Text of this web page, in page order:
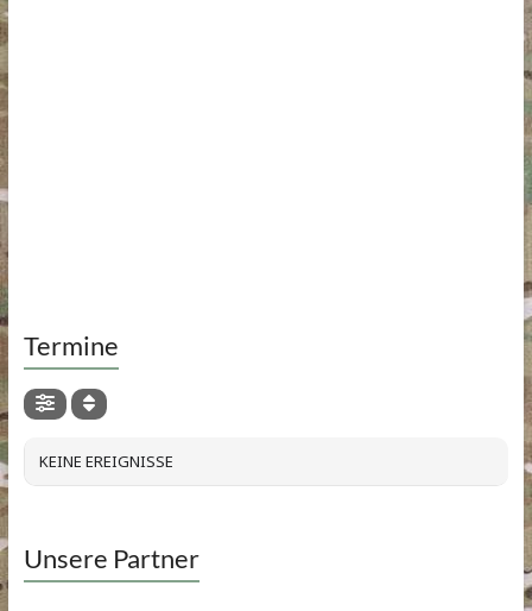
Termine
KEINE EREIGNISSE
Unsere Partner